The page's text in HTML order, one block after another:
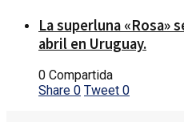
La superluna «Rosa»
abril en Uruguay.
0 Compartida
Share 0 Tweet 0